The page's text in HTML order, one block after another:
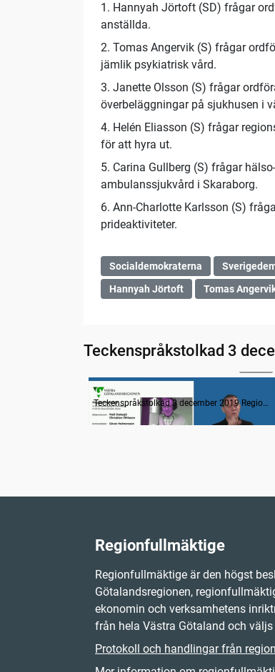
1. Hannyah Jörtoft (SD) frågar
anställda.
2. Tomas Angervik (S) frågar
jämlik psykiatrisk vård.
3. Janette Olsson (S) frågar
överbeläggningar på sjukhusen i
4. Helén Eliasson (S) frågar
för att hyra ut.
5. Carina Gullberg (S) frågar
ambulanssjukvård i Skaraborg.
6. Ann-Charlotte Karlsson (S)
prideaktiviteter.
Socialdemokraterna
Hannyah Jörtoft
Tomas
Teckenspråkstolkad 3
Information
Teckenspråkstolkad 3 december 2019 Regionfullmäktige
Regionfullmäktige
Regionfullmäktige är den högst
Götalandsregionen,
ekonomin och verksamhetens
från hela Västra Götaland och
Protokoll och handlingar från